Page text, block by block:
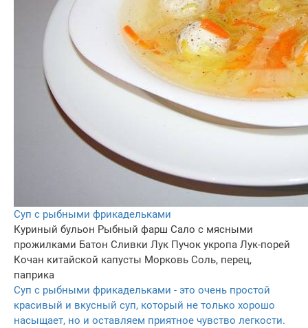
Суп с рыбными фрикадельками
Куриный бульон Рыбный фарш Сало с мясными
прожилками Батон Сливки Лук Пучок укропа Лук-порей
Кочан китайской капусты Морковь Соль, перец,
паприка
Суп с рыбными фрикадельками - это очень простой
красивый и вкусный суп, который не только хорошо
насыщает, но и оставляем приятное чувство легкости.